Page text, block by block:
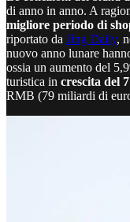
di anno in anno. A
migliore periodo di
riportato da Jing Daily,
nuovo anno lunare
ossia un aumento del
turistica in crescita del
RMB (79 miliardi di